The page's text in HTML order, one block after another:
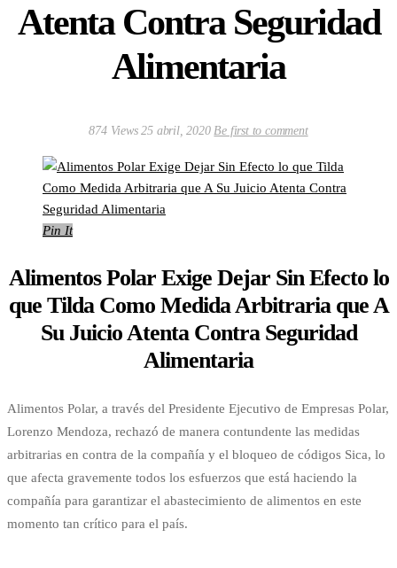
Atenta Contra Seguridad
Alimentaria
874 Views25 abril, 2020 Be first to comment
Pin It
Alimentos Polar Exige Dejar Sin Efecto lo
que Tilda Como Medida Arbitraria que A
Su Juicio Atenta Contra Seguridad
Alimentaria
Alimentos Polar, a través del Presidente Ejecutivo de Empresas Polar,
Lorenzo Mendoza, rechazó de manera contundente las medidas
arbitrarias en contra de la compañía y el bloqueo de códigos Sica, lo
que afecta gravemente todos los esfuerzos que está haciendo la
compañía para garantizar el abastecimiento de alimentos en este
momento tan crítico para el país.